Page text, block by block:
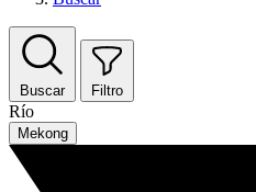
Buscar Filtro
Río
Mekong